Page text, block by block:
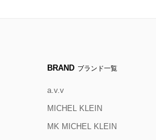
BRAND ブランド一覧
a.v.v
MICHEL KLEIN
MK MICHEL KLEIN